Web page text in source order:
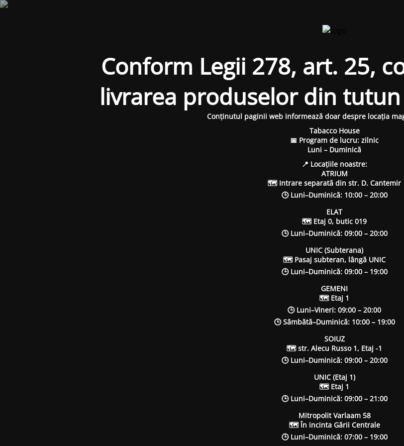
Conform Legii 278, art. 25,
livrarea produselor din tutun
Conținutul paginii web informează doar despre locația
Tabacco House
📅 Program de lucru: zilnic
Luni – Duminică
📍 Locațiile noastre:
ATRIUM
🗺 Intrare separată din str. D. Cantemir
🕒 Luni–Duminică: 10:00 – 20:00
ELAT
🗺 Etaj 0, butic 019
🕒 Luni–Duminică: 09:00 – 20:00
UNIC (Subterana)
🗺 Pasaj subteran, lângă UNIC
🕒 Luni–Duminică: 09:00 – 19:00
GEMENI
🗺 Etaj 1
🕒 Luni–Vineri: 09:00 – 20:00
🕒 Sâmbătă–Duminică: 10:00 – 19:00
SOIUZ
🗺 str. Alecu Russo 1, Etaj -1
🕒 Luni–Duminică: 09:00 – 20:00
UNIC (Etaj 1)
🗺 Etaj 1
🕒 Luni–Duminică: 09:00 – 21:00
Mitropolit Varlaam 58
🗺 În incinta Gării Centrale
🕒 Luni–Duminică: 07:00 – 19:00